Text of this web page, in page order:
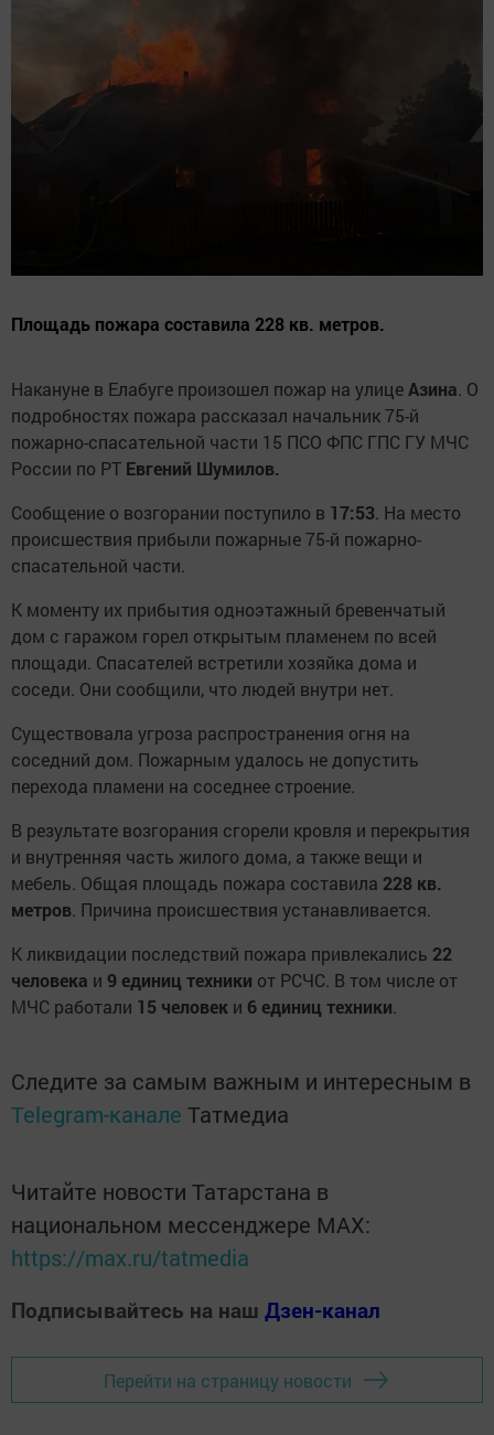
Площадь пожара составила 228 кв. метров.
Накануне в Елабуге произошел пожар на улицеАзина. О
подробностях пожара рассказал начальник 75-й
пожарно-спасательной части 15 ПСО ФПС ГПС ГУ МЧС
России по РТ Евгений Шумилов.
Сообщение о возгорании поступило в 17:53. На место
происшествия прибыли пожарные 75-й пожарно-
спасательной части.
К моменту их прибытия одноэтажный бревенчатый
дом с гаражом горел открытым пламенем по всей
площади. Спасателей встретили хозяйка дома и
соседи. Они сообщили, что людей внутри нет.
Существовала угроза распространения огня на
соседний дом. Пожарным удалось не допустить
перехода пламени на соседнее строение.
В результате возгорания сгорели кровля и перекрытия
и внутренняя часть жилого дома, а также вещи и
мебель. Общая площадь пожара составила 228 кв.
метров. Причина происшествия устанавливается.
К ликвидации последствий пожара привлекались 22
человека и 9 единиц техники от РСЧС. В том числе от
МЧС работали 15 человек и 6 единиц техники.
Следите за самым важным и интересным в
Telegram-канале Татмедиа
Читайте новости Татарстана в
национальном мессенджере MАХ:
https://max.ru/tatmedia
Подписывайтесь на наш Дзен-канал
Перейти на страницу новости